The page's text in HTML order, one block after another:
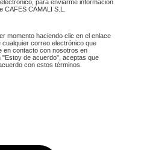
para enviarme información
CAMALI S.L.
momento haciendo clic en el enlace
cualquier correo electrónico que
en contacto con nosotros en
de acuerdo", aceptas que
con estos términos.